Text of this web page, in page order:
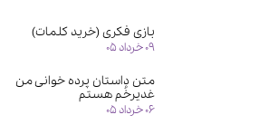
بازی فکری (خرید کلمات)
۰۹ خرداد ۰۵
متن داستان پرده خوانی من
غدیرخُم هستم
۰۶ خرداد ۰۵